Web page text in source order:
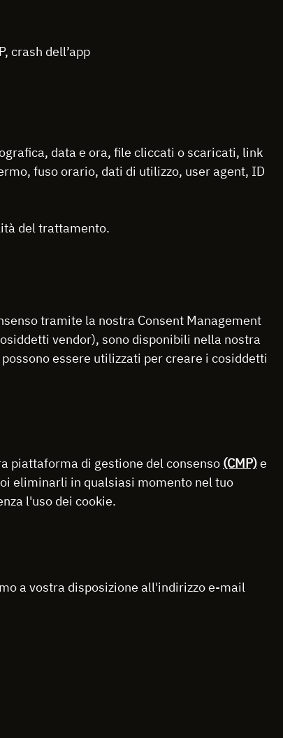
crash dell’app
data e ora, file cliccati o scaricati, link
fuso orario, dati di utilizzo, user agent, ID
del trattamento.
tramite la nostra Consent Management
vendor), sono disponibili nella nostra
essere utilizzati per creare i cosiddetti
piattaforma di gestione del consenso (CMP)e
eliminarli in qualsiasi momento nel tuo
l'uso dei cookie.
a vostra disposizione all'indirizzo e-mail